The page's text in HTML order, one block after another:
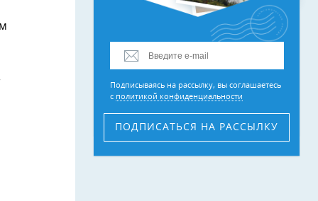
Подписываясь на рассылку, вы соглашаетесь
с политикой конфиденциальности
ПОДПИСАТЬСЯ НА РАССЫЛКУ